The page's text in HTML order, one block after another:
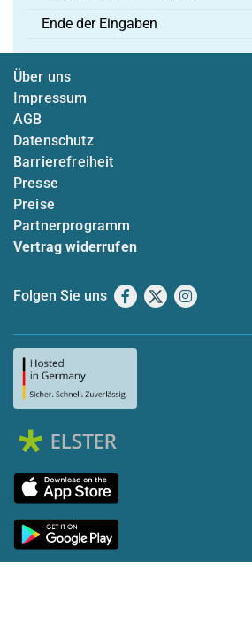
Ende der Eingaben
Über uns
Impressum
AGB
Datenschutz
Barrierefreiheit
Presse
Preise
Partnerprogramm
Vertrag widerrufen
Folgen Sie uns Facebook
X Instagram